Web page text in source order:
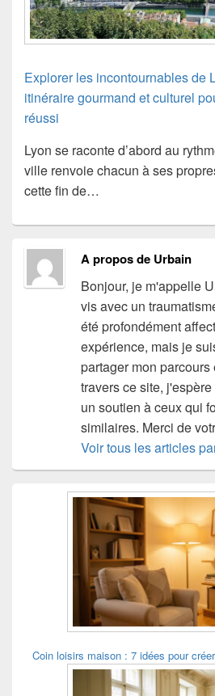
Explorer les incontournables de
itinéraire gourmand et culturel
réussi
Lyon se raconte d’abord au
ville renvoie chacun à ses
cette fin de…
A propos de Urbain
Bonjour, je m'appelle
vis avec un
été profondément
expérience, mais je
partager mon
travers ce site,
un soutien à ceux qui
similaires. Merci de
Voir tous les articles
Coin loisirs maison : 7 idées pour